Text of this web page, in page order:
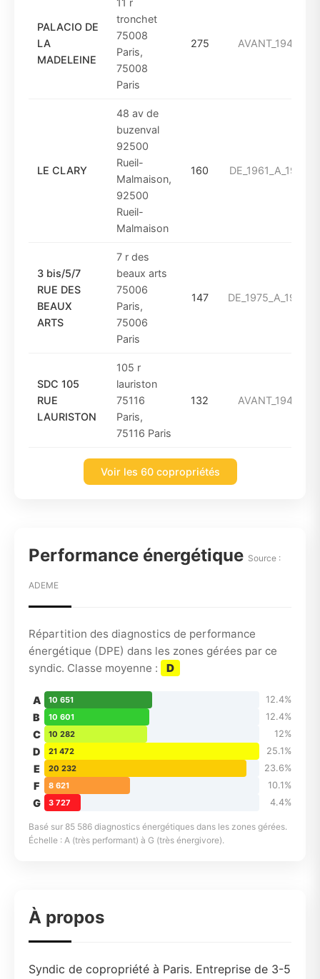
PALACIO DE
LA
MADELEINE
11 r
tronchet
75008
Paris,
75008
Paris
275 AVANT_1949
LE CLARY
48 av de
buzenval
92500
Rueil-
Malmaison,
92500
Rueil-
Malmaison
160 DE_1961_A_1974
3 bis/5/7
RUE DES
BEAUX
ARTS
7 r des
beaux arts
75006
Paris,
75006
Paris
147 DE_1975_A_1993
SDC 105
RUE
LAURISTON
105 r
lauriston
75116
Paris,
75116 Paris
132 AVANT_1949
Voir les 60 copropriétés
Performance énergétique Source :
ADEME
Répartition des diagnostics de performance
énergétique (DPE) dans les zones gérées par ce
syndic. Classe moyenne :
D
A 10 651 12.4%
B 10 601 12.4%
C 10 282 12%
D 21 472 25.1%
E 20 232 23.6%
F 8 621 10.1%
G 3 727 4.4%
Basé sur 85 586 diagnostics énergétiques dans les zones gérées.
Échelle : A (très performant) à G (très énergivore).
À propos
Syndic de copropriété à Paris. Entreprise de 3-5